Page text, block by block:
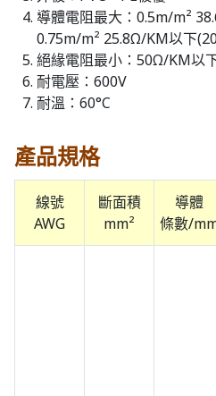
導體電阻最大：0.5m/m²
0.75m/m² 25.8Ω/KM以下
絕緣電阻最小：50Ω/KM以
耐電壓：600V
耐溫：60°C
產品規格
線號
AWG
斷面積
mm²
導體
條數/